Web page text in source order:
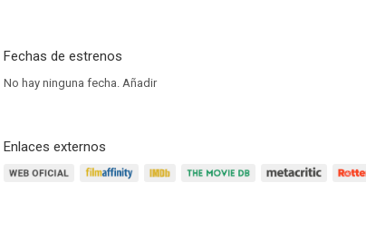
Fechas de estrenos
No hay ninguna fecha. Añadir
Enlaces externos